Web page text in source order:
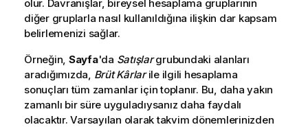
olur. Davranışlar, bireysel hesaplama gruplarının
diğer gruplarla nasıl kullanıldığına ilişkin dar kapsam
belirlemenizi sağlar.
Örneğin, Sayfa'da Satışlargrubundaki alanları
aradığımızda, Brüt Kârlarile ilgili hesaplama
sonuçları tüm zamanlar için toplanır. Bu, daha yakın
zamanlı bir süre uyguladıysanız daha faydalı
olacaktır. Varsayılan olarak takvim dönemlerinizden